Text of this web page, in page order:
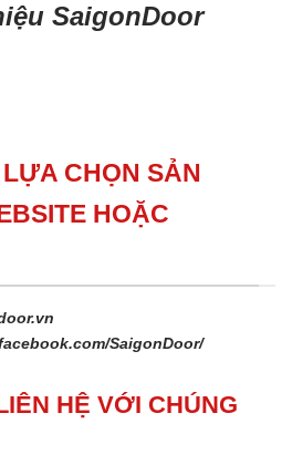
SaigonDoor
CHỌN SẢN
HOẶC
SaigonDoor/
HỆ VỚI CHÚNG